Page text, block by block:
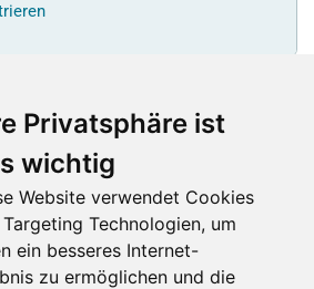
Privatsphäre ist
wichtig
Website verwendet Cookies
Technologien, um
ein besseres Internet-
zu ermöglichen und die